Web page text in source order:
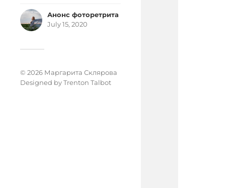
Анонс фоторетрита
July 15, 2020
© 2026 Маргарита Склярова
Designed byTrenton Talbot